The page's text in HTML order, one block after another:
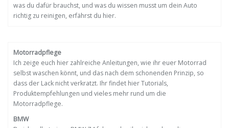
was du dafür brauchst, und was du wissen musst um dein Auto
richtig zu reinigen, erfährst du hier.
Motorradpflege
Ich zeige euch hier zahlreiche Anleitungen, wie ihr euer Motorrad
selbst waschen könnt, und das nach dem schonenden Prinzip, so
dass der Lack nicht verkratzt. Ihr findet hier Tutorials,
Produktempfehlungen und vieles mehr rund um die
Motorradpflege.
BMW